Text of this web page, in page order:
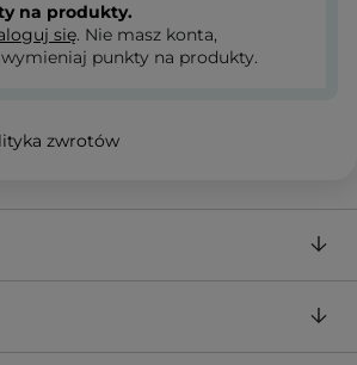
na produkty.
się. Nie masz konta,
punkty na produkty.
zwrotów